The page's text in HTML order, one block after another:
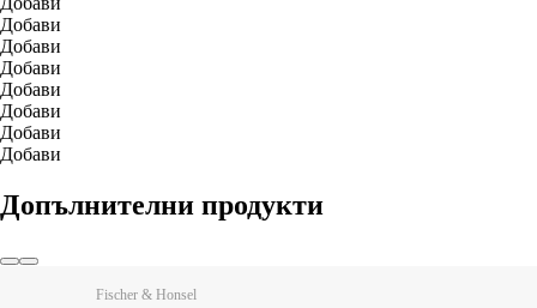
Добави
Добави
Добави
Добави
Добави
Добави
Добави
Допълнителни продукти
Fischer & Honsel